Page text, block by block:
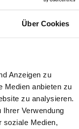
Über Cookies
Anzeigen zu
Medien anbieten zu
zu analysieren.
Verwendung
Medien,